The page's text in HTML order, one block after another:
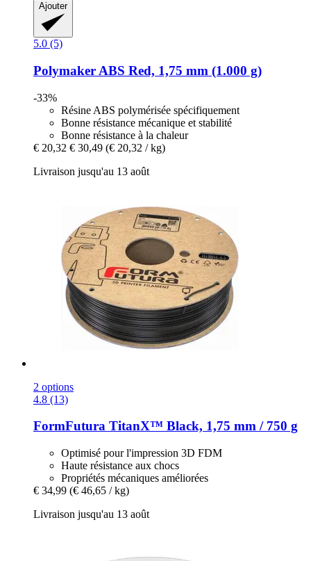
Ajouter
5.0 (5)
Polymaker ABS Red, 1,75 mm (1.000 g)
-33%
Résine ABS polymérisée spécifiquement
Bonne résistance mécanique et stabilité
Bonne résistance à la chaleur
€ 20,32 € 30,49 (€ 20,32 / kg)
Livraison jusqu'au 13 août
2 options
4.8 (13)
FormFutura TitanX™ Black, 1,75 mm / 750 g
Optimisé pour l'impression 3D FDM
Haute résistance aux chocs
Propriétés mécaniques améliorées
€ 34,99 (€ 46,65 / kg)
Livraison jusqu'au 13 août